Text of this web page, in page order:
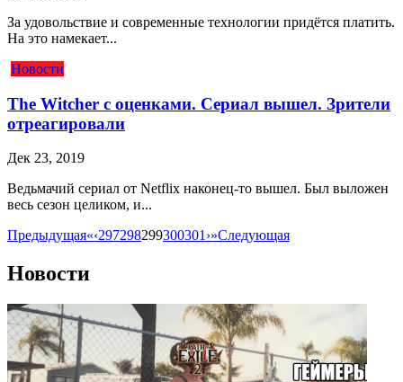
За удовольствие и современные технологии придётся платить.
На это намекает...
Новости
The Witcher с оценками. Сериал вышел. Зрители
отреагировали
Дек 23, 2019
Ведьмачий сериал от Netflix наконец-то вышел. Был выложен
весь сезон целиком, и...
Предыдущая«‹297298299300301›»Следующая
Новости